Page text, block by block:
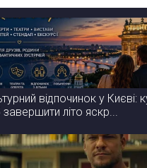
відпочинок у Києві:
літо яскр...